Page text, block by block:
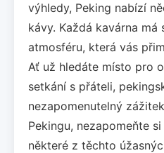
výhledy, Peking nabízí
kávy. Každá kavárna má
atmosféru, která vás
Ať už hledáte místo pro
setkání s přáteli,
nezapomenutelný
Pekingu, nezapomeňte
některé z těchto